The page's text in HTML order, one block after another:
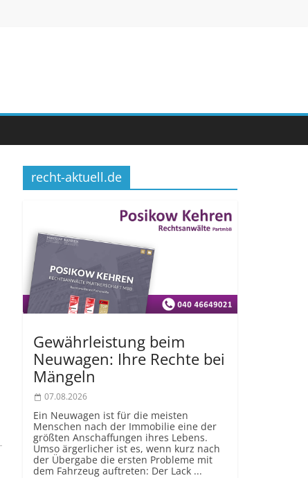
recht-aktuell.de
Gewährleistung beim
Neuwagen: Ihre Rechte bei
Mängeln
07.08.2026
Ein Neuwagen ist für die meisten
Menschen nach der Immobilie eine der
größten Anschaffungen ihres Lebens.
Umso ärgerlicher ist es, wenn kurz nach
der Übergabe die ersten Probleme mit
dem Fahrzeug auftreten: Der Lack ...